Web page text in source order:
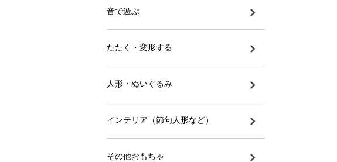
音で遊ぶ
たたく・変形する
人形・ぬいぐるみ
インテリア（節句人形など）
その他おもちゃ